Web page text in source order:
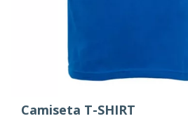
Camiseta T-SHIRT